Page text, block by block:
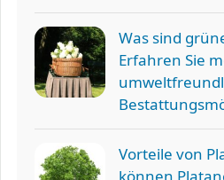
Was sind
Erfahren Sie
Vorteile von